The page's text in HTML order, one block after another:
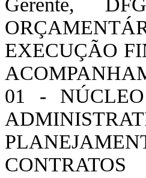
Gerente,
EXECUÇÃO
01 -